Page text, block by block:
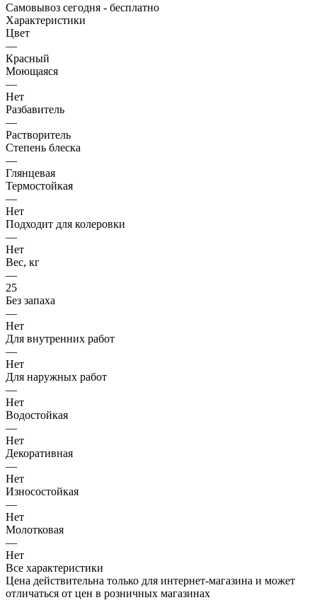
Самовывоз сегодня - бесплатно
Характеристики
Цвет
—
Красный
Моющаяся
—
Нет
Разбавитель
—
Растворитель
Степень блеска
—
Глянцевая
Термостойкая
—
Нет
Подходит для колеровки
—
Нет
Вес, кг
—
25
Без запаха
—
Нет
Для внутренних работ
—
Нет
Для наружных работ
—
Нет
Водостойкая
—
Нет
Декоративная
—
Нет
Износостойкая
—
Нет
Молотковая
—
Нет
Все характеристики
Цена действительна только для интернет-магазина и может
отличаться от цен в розничных магазинах